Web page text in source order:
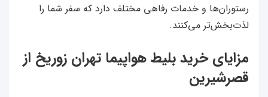
رستوران‌ها و خدمات رفاهی مختلف دارد که سفر شما را
لذت‌بخش‌تر می‌کنند.
مزایای خرید بلیط هواپیما تهران زوریخ از
قصرشیرین